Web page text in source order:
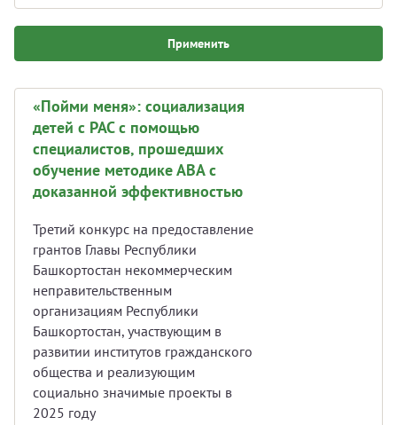
Применить
«Пойми меня»: социализация
детей с РАС с помощью
специалистов, прошедших
обучение методике АВА с
доказанной эффективностью
Третий конкурс на предоставление
грантов Главы Республики
Башкортостан некоммерческим
неправительственным
организациям Республики
Башкортостан, участвующим в
развитии институтов гражданского
общества и реализующим
социально значимые проекты в
2025 году